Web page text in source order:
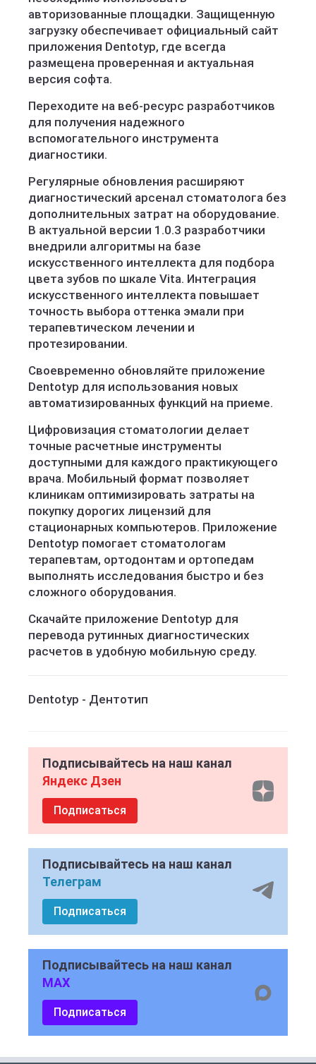
авторизованные площадки. Защищенную
загрузку обеспечивает официальный сайт
приложения Dentotyp, где всегда
размещена проверенная и актуальная
версия софта.
Переходите на веб-ресурс разработчиков
для получения надежного
вспомогательного инструмента
диагностики.
Регулярные обновления расширяют
диагностический арсенал стоматолога без
дополнительных затрат на оборудование.
В актуальной версии 1.0.3 разработчики
внедрили алгоритмы на базе
искусственного интеллекта для подбора
цвета зубов по шкале Vita. Интеграция
искусственного интеллекта повышает
точность выбора оттенка эмали при
терапевтическом лечении и
протезировании.
Своевременно обновляйте приложение
Dentotyp для использования новых
автоматизированных функций на приеме.
Цифровизация стоматологии делает
точные расчетные инструменты
доступными для каждого практикующего
врача. Мобильный формат позволяет
клиникам оптимизировать затраты на
покупку дорогих лицензий для
стационарных компьютеров. Приложение
Dentotyp помогает стоматологам
терапевтам, ортодонтам и ортопедам
выполнять исследования быстро и без
сложного оборудования.
Скачайте приложение Dentotyp для
перевода рутинных диагностических
расчетов в удобную мобильную среду.
Dentotyp - Дентотип
Подписывайтесь на наш канал
Яндекс Дзен
Подписаться
Подписывайтесь на наш канал
Телеграм
Подписаться
Подписывайтесь на наш канал
MAX
Подписаться